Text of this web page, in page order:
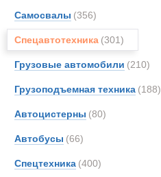
Самосвалы (356)
Спецавтотехника (301)
Грузовые автомобили (210)
Грузоподъемная техника (188)
Автоцистерны (80)
Автобусы (66)
Спецтехника (400)